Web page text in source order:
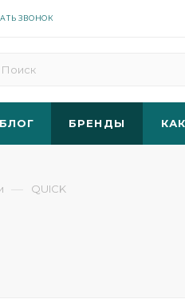
ЗВОНОК
БЛОГ БРЕНДЫ
— QUICK